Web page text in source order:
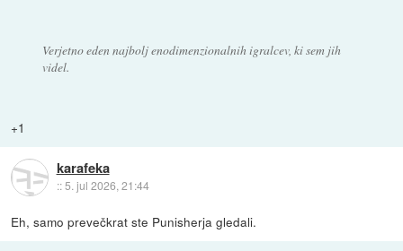
Verjetno eden najbolj enodimenzionalnih igralcev, ki sem jih
videl.
+1
karafeka
::5. jul 2026, 21:44
Eh, samo prevečkrat ste Punisherja gledali.